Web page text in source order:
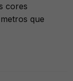
cores
que